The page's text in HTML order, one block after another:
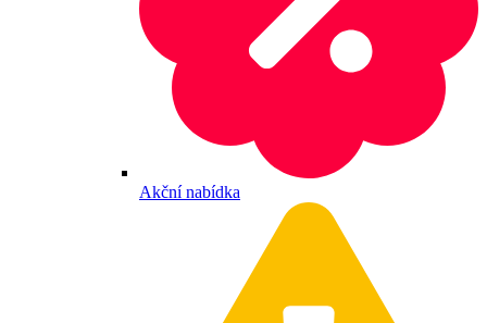
Akční nabídka